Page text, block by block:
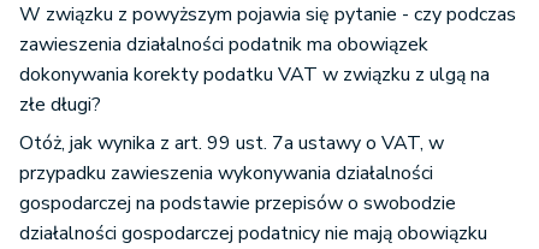
W związku z powyższym pojawia się pytanie - czy podczas
zawieszenia działalności podatnik ma obowiązek
dokonywania korekty podatku VAT w związku z ulgą na
złe długi?
Otóż, jak wynika z art. 99 ust. 7a ustawy o VAT, w
przypadku zawieszenia wykonywania działalności
gospodarczej na podstawie przepisów o swobodzie
działalności gospodarczej podatnicy nie mają obowiązku